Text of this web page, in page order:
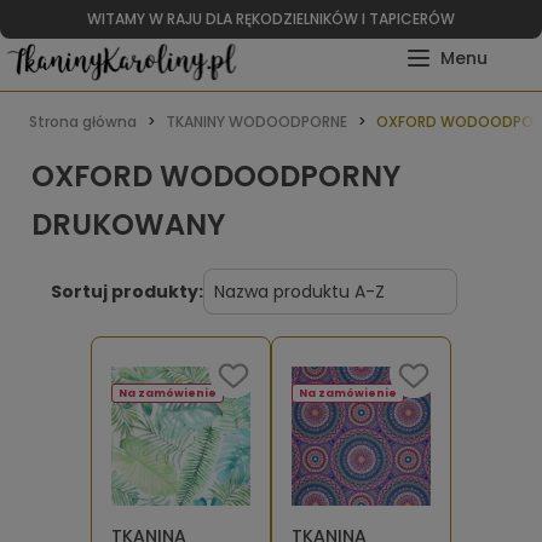
WITAMY W RAJU DLA RĘKODZIELNIKÓW I TAPICERÓW
Strona główna TKANINY WODOODPORNE OXFORD
OXFORD WODOODPORNY
DRUKOWANY
Sortuj produkty:
TKANINA
Na zamówienie
TKANINA
Na zamówienie